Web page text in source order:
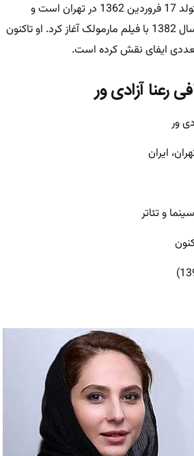
می‌پردازیم. رعنا آزادی ور متولد 17 فروردین 1362 در تهران است و
فعالیت حرفه‌ای خود را از سال 1382 با فیلم مارمولک آغاز کرد. او تاکنون
ایفای نقش کرده است.
رعنا آزادی ور
ور
و تئاتر